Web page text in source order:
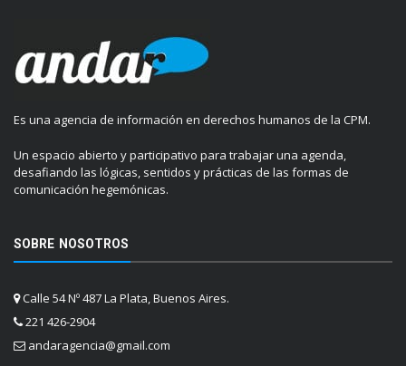
Es una agencia de información en derechos humanos de la CPM.
Un espacio abierto y participativo para trabajar una agenda,
desafiando las lógicas, sentidos y prácticas de las formas de
comunicación hegemónicas.
SOBRE NOSOTROS
Calle 54 Nº 487 La Plata, Buenos Aires.
221 426-2904
andaragencia@gmail.com